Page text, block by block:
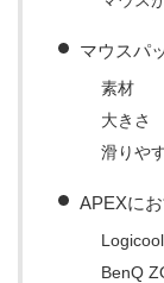
マウスパ
素材
大きさ
滑りや
APEXに
BenQ